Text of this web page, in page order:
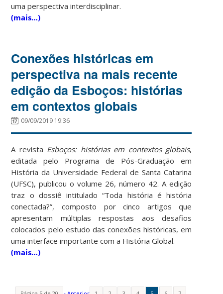
uma perspectiva interdisciplinar.
(mais…)
Conexões históricas em
perspectiva na mais recente
edição da Esboços: histórias
em contextos globais
09/09/2019 19:36
A revista Esboços: histórias em contextos globais,
editada pelo Programa de Pós-Graduação em
História da Universidade Federal de Santa Catarina
(UFSC), publicou o volume 26, número 42. A edição
traz o dossiê intitulado “Toda história é história
conectada?”, composto por cinco artigos que
apresentam múltiplas respostas aos desafios
colocados pelo estudo das conexões históricas, em
uma interface importante com a História Global.
(mais…)